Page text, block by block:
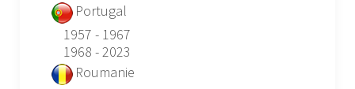
Portugal
1957 - 1967
1968 - 2023
Roumanie